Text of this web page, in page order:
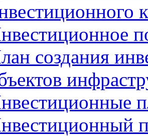
создания